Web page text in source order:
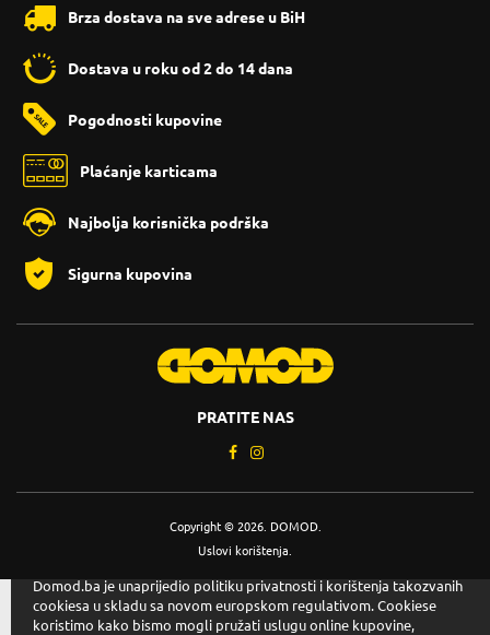
Brza dostava na sve adrese u BiH
Dostava u roku od 2 do 14 dana
Pogodnosti kupovine
Plaćanje karticama
Najbolja korisnička podrška
Sigurna kupovina
PRATITE NAS
Copyright © 2026. DOMOD.
Uslovi korištenja
Domod.ba je unaprijedio politiku privatnosti i korištenja takozvanih
cookiesa u skladu sa novom europskom regulativom. Cookiese
koristimo kako bismo mogli pružati uslugu online kupovine,